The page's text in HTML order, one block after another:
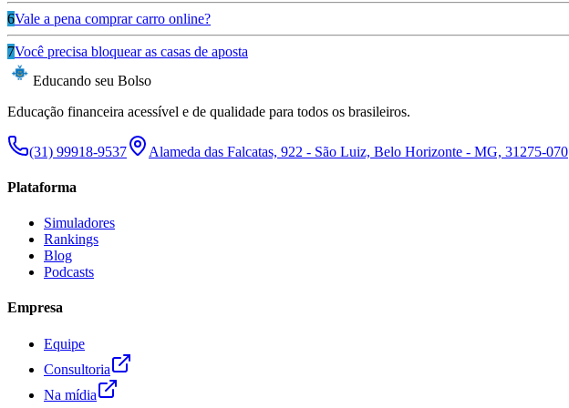
6Vale a pena comprar carro online?
7Você precisa bloquear as casas de aposta
Educando seu Bolso
Educação financeira acessível e de qualidade para todos os brasileiros.
(31) 99918-9537 Alameda das Falcatas, 922 - São Luiz, Belo Horizonte - MG, 31275-070
Plataforma
Simuladores
Rankings
Blog
Podcasts
Empresa
Equipe
Consultoria
Na mídia